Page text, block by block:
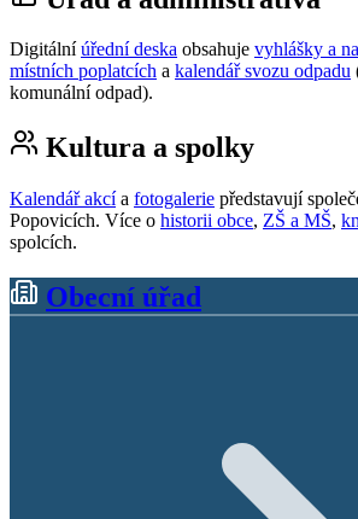
Digitální úřední deska obsahuje vyhlášky a
místních poplatcích a kalendář svozu odpadu
komunální odpad).
Kultura a spolky
Kalendář akcía fotogalerie představují
Popovicích. Více o historii obce, ZŠ a MŠ,
spolcích.
Obecní úřad